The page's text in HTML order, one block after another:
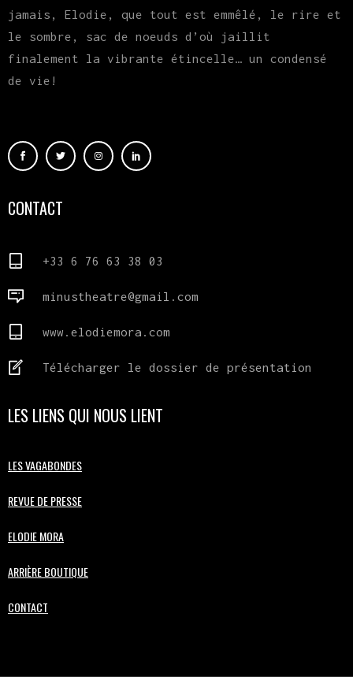
jamais, Elodie, que tout est emmêlé, le rire et
le sombre, sac de noeuds d’où jaillit
finalement la vibrante étincelle… un condensé
de vie!
CONTACT
+33 6 76 63 38 03
minustheatre@gmail.com
www.elodiemora.com
Télécharger le dossier de présentation
LES LIENS QUI NOUS LIENT
LES VAGABONDES
REVUE DE PRESSE
ELODIE MORA
ARRIÈRE BOUTIQUE
CONTACT